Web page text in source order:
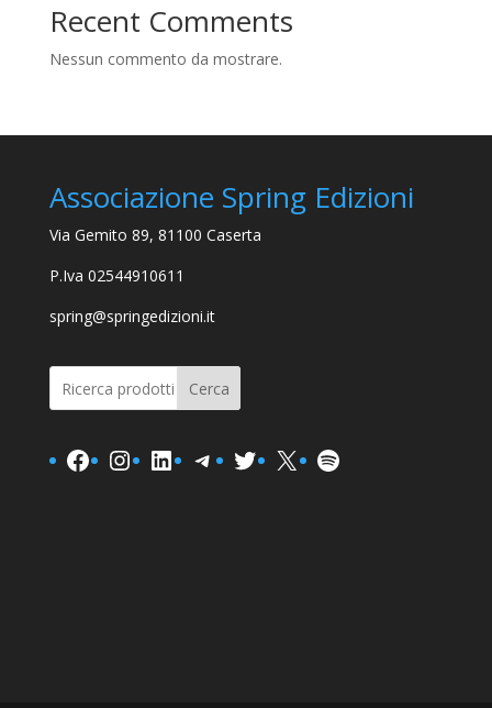
Recent Comments
Nessun commento da mostrare.
Associazione Spring Edizioni
Via Gemito 89, 81100 Caserta
P.Iva 02544910611
spring@springedizioni.it
Cerca
Facebook
Instagram
LinkedIn
Telegram
Twitter
X Spotify